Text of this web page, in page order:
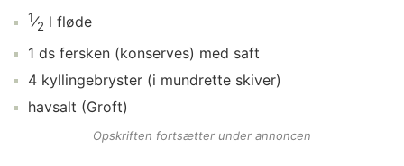
1⁄2 l fløde
1 ds fersken (konserves) med saft
4 kyllingebryster (i mundrette skiver)
havsalt (Groft)
Opskriften fortsætter under annoncen